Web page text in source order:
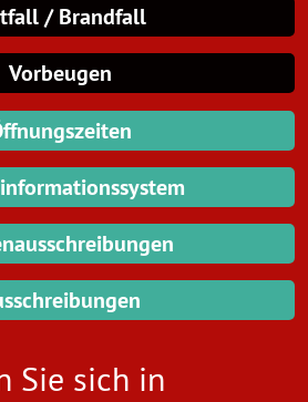
/ Brandfall
Vorbeugen
Sie sich in